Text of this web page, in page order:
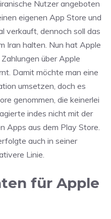
Nutzer angeboten
eigenen App Store und
verkauft, dennoch soll das
Iran halten. Nun hat Apple
über Apple
Damit möchte man eine
umsetzen, doch es
genommen, die keinerlei
indes nicht mit der
Apps aus dem Play Store.
auch in seiner
Linie.
für Apple